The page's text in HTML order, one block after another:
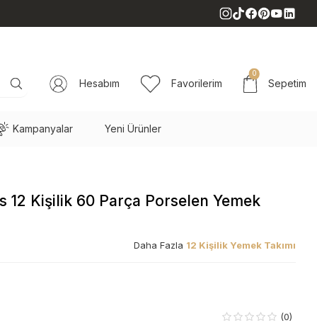
Hesabım Favorilerim
0
Sepetim
Kampanyalar Yeni Ürünler
12 Kişilik 60 Parça Porselen Yemek
Daha Fazla 12 Kişilik Yemek Takımı
(0)